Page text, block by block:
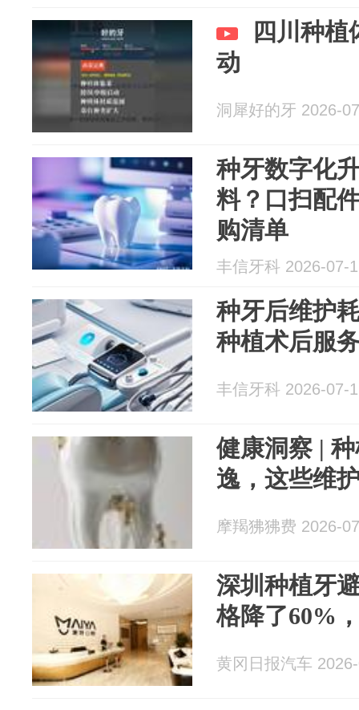
四川种
动
洞犀好的牙 2026-
种牙数字化
料？口扫配
购清单
丰信牙科 2026-07-
种牙后维护
种植术后服
丰信牙科 2026-07-
健康洞察 |
逸，这些维
摩羯狒狒费 2026-
深圳种植牙
格降了60%
黄冈日报汽车